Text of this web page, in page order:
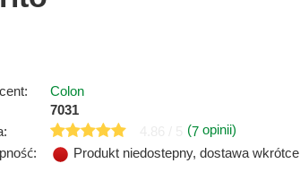
Colon
7031
(7 opinii)
Produkt niedostepny, dostawa wkrótce